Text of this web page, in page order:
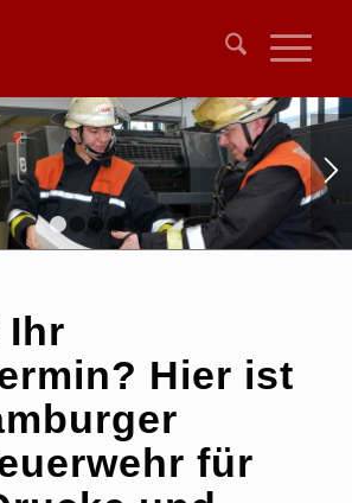
1 2 4
Ihr
Hier ist
für